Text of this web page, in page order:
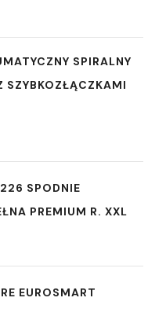
SPIRALNY
SZYBKOZŁĄCZKAMI
SPODNIE
PREMIUM R. XXL
EUROSMART